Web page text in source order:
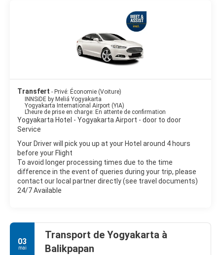
Transfert - Privé: Économie (Voiture)
INNSiDE by Meliá Yogyakarta
Yogyakarta International Airport (YIA)
L’heure de prise en charge: En attente de confirmation
Yogyakarta Hotel - Yogyakarta Airport - door to door
Service
Your Driver will pick you up at your Hotel around 4 hours
before your Flight
To avoid longer processing times due to the time
difference in the event of queries during your trip, please
contact our local partner directly (see travel documents)
24/7 Available
03
mai
Transport de Yogyakarta à
Balikpapan